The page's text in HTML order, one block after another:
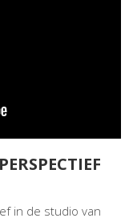
in de studio van